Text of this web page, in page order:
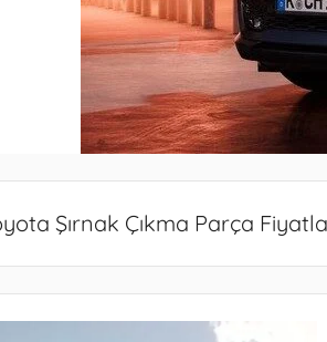
Şırnak Çıkma Parça